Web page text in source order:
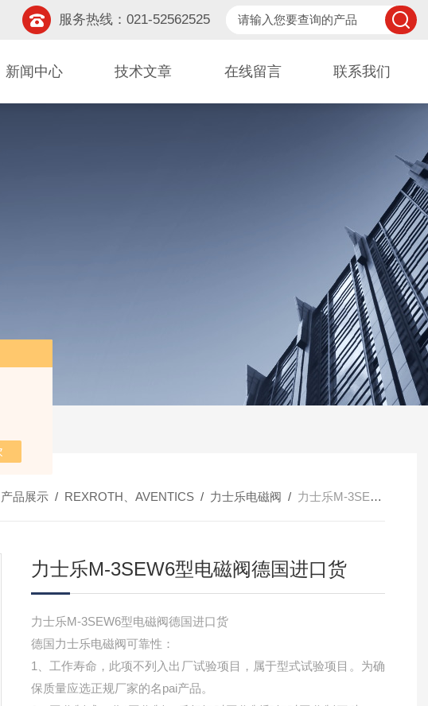
服务热线：021-52562525
新闻中心 技术文章 在线留言 联系我们
产品展示/ REXROTH、AVENTICS/ 力士乐电磁阀 / 力士乐M-3SEW6型电磁阀德国进口货
力士乐M-3SEW6型电磁阀德国进口货
力士乐M-3SEW6型电磁阀德国进口货
德国力士乐电磁阀可靠性：
1、工作寿命，此项不列入出厂试验项目，属于型式试验项目。为确
保质量应选正规厂家的名pai产品。